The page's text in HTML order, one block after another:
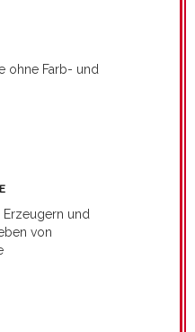
ohne Farb- und
und
von